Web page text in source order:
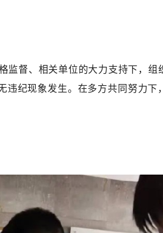
监督、相关单位的大力支持下，组
纪现象发生。在多方共同努力下